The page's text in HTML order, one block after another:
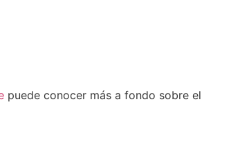
puede conocer más a fondo sobre el